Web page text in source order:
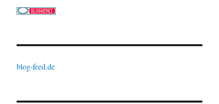
blog-feed.de